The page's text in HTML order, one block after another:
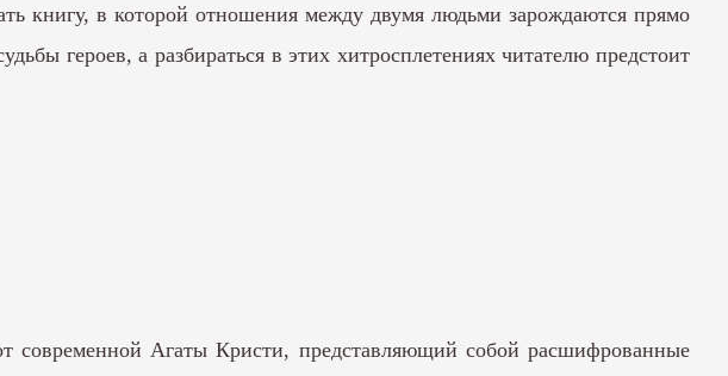
книгу, в которой отношения между двумя людьми зарождаются прямо
героев, а разбираться в этих хитросплетениях читателю предстоит
современной Агаты Кристи, представляющий собой расшифрованные